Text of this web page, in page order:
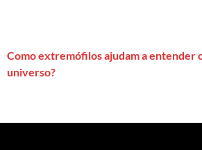
Como extremófilos ajudam a entender
universo?